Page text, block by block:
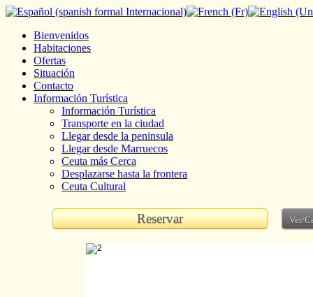
Bienvenidos
Habitaciones
Ofertas
Situación
Contacto
Información Turística
Información Turística
Transporte en la ciudad
Llegar desde la peninsula
Llegar desde Marruecos
Ceuta más Cerca
Desplazarse hasta la frontera
Ceuta Cultural
Reservar Ver/